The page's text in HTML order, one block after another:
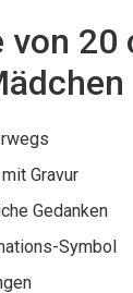
20
Gravur
Gedanken
Symbol